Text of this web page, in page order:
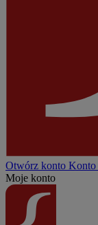
Otwórz konto Konto
Moje konto